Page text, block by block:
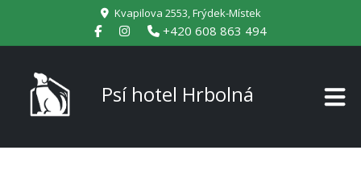
Kvapilova 2553, Frýdek-Místek
+420 608 863 494
Psí hotel Hrbolná